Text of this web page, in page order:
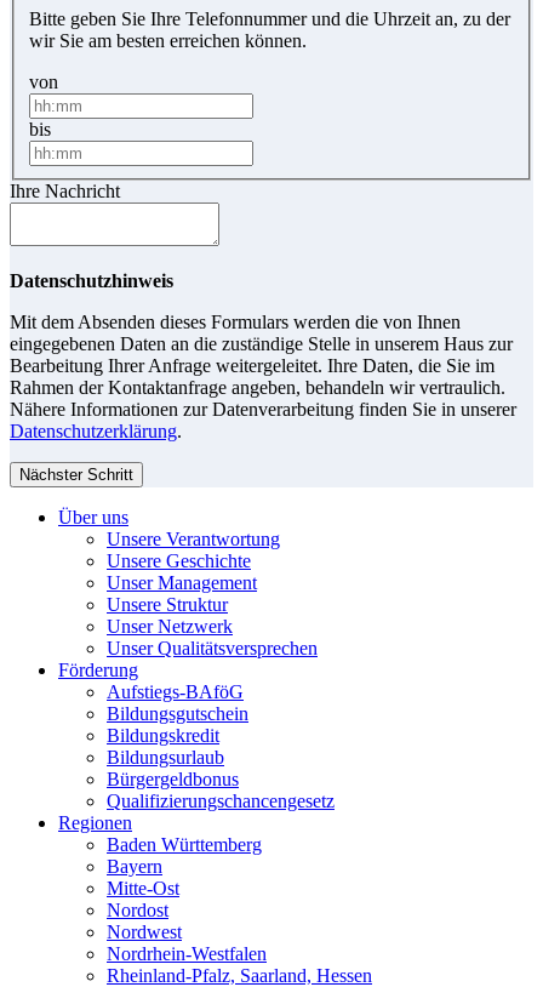
Bitte geben Sie Ihre Telefonnummer und die Uhrzeit an, zu der
wir Sie am besten erreichen können.
von
bis
Ihre Nachricht
Datenschutzhinweis
Mit dem Absenden dieses Formulars werden die von Ihnen
eingegebenen Daten an die zuständige Stelle in unserem Haus zur
Bearbeitung Ihrer Anfrage weitergeleitet. Ihre Daten, die Sie im
Rahmen der Kontaktanfrage angeben, behandeln wir vertraulich.
Nähere Informationen zur Datenverarbeitung finden Sie in unserer
Datenschutzerklärung.
Nächster Schritt
Über uns
Unsere Verantwortung
Unsere Geschichte
Unser Management
Unsere Struktur
Unser Netzwerk
Unser Qualitätsversprechen
Förderung
Aufstiegs-BAföG
Bildungsgutschein
Bildungskredit
Bildungsurlaub
Bürgergeldbonus
Qualifizierungschancengesetz
Regionen
Baden Württemberg
Bayern
Mitte-Ost
Nordost
Nordwest
Nordrhein-Westfalen
Rheinland-Pfalz, Saarland, Hessen